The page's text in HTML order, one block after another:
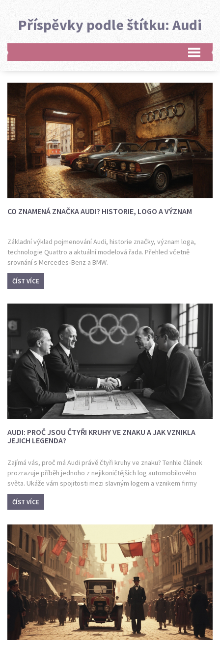
Příspěvky podle štítku: Audi
CO ZNAMENÁ ZNAČKA AUDI? HISTORIE, LOGO A VÝZNAM
Základní výklad pojmenování Audi, historie značky, význam loga,
technologie Quattro a aktuální modelová řada. Přehled včetně
srovnání s Mercedes‑Benz a BMW.
ČÍST VÍCE
AUDI: PROČ JSOU ČTYŘI KRUHY VE ZNAKU A JAK VZNIKLA
JEJICH LEGENDA?
Zajímá vás, proč má Audi právě čtyři kruhy ve znaku? Tenhle článek
prozrazuje příběh jednoho z nejikoničtějších log automobilového
světa. Ukáže vám spojitosti mezi slavným logem a vznikem firmy
Audi, konkrétní fakta o sloučení čtyř značek v předválečném
Německu i zajímavosti z historie loga. Dočtete se, co přesně každý
generace oceňuje jeho jednoduchost i dnes. Pokud chcete znát
pravý význam čtyř kruhů, jste na správném místě.
ČÍST VÍCE